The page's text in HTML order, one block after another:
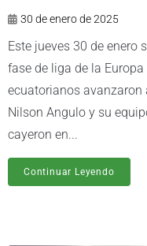
30 de enero de 2025
Este jueves 30 de enero
fase de liga de la
ecuatorianos avanzaron
Nilson Angulo y su
cayeron en...
Continuar Leyendo